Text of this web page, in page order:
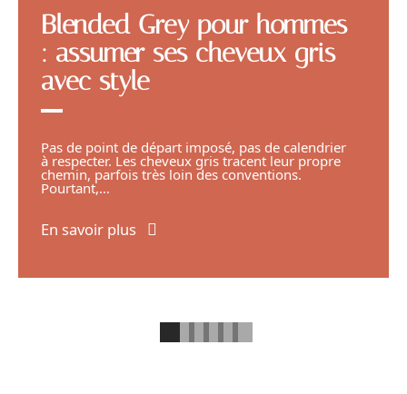
Blended Grey pour hommes
: assumer ses cheveux gris
avec style
Pas de point de départ imposé, pas de calendrier
à respecter. Les cheveux gris tracent leur propre
chemin, parfois très loin des conventions.
Pourtant,…
En savoir plus